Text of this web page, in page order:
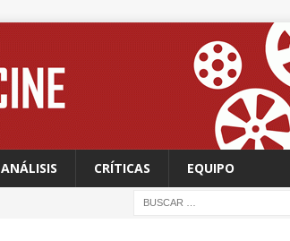
ANÁLISIS CRÍTICAS EQUIPO